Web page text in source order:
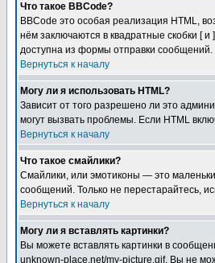
Что такое BBCode?
BBCode это особая реализация HTML,
нём заключаются в квадратные скобки [
доступна из формы отправки сообщений.
Вернуться к началу
Могу ли я использовать HTML?
Зависит от того разрешено ли это
могут вызвать проблемы. Если HTML
Вернуться к началу
Что такое смайлики?
Смайлики, или эмотиконы — это
сообщений. Только не перестарайтесь,
Вернуться к началу
Могу ли я вставлять картинки?
Вы можете вставлять картинки в
unknown-place.net/my-picture.gif. Вы не